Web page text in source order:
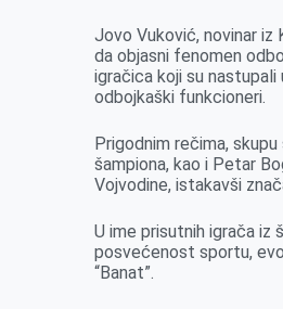
Jovo Vuković, novinar iz
da objasni fenomen
igračica koji su
odbojkaški funkcioneri.
Prigodnim rečima,
šampiona, kao i Petar
Vojvodine, istakavši
U ime prisutnih igrača iz
posvećenost sportu,
“Banat”.